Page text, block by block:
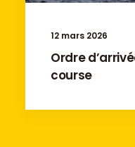
12 mars 2026
Ordre
course